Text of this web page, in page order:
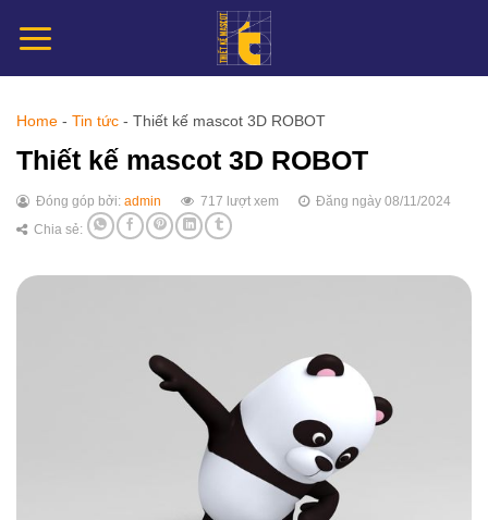
đến
Home - Tin tức - Thiết kế mascot 3D ROBOT
Thiết kế mascot 3D ROBOT
Đóng góp bởi: admin 717 lượt xem
Đăng ngày 08/11/2024
Chia sẻ: